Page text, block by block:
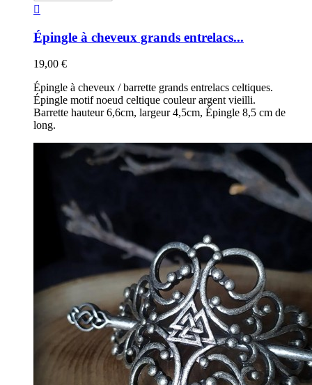

Épingle à cheveux grands entrelacs...
19,00 €
Épingle à cheveux / barrette grands entrelacs celtiques.
Épingle motif noeud celtique couleur argent vieilli.
Barrette hauteur 6,6cm, largeur 4,5cm, Épingle 8,5 cm de
long.